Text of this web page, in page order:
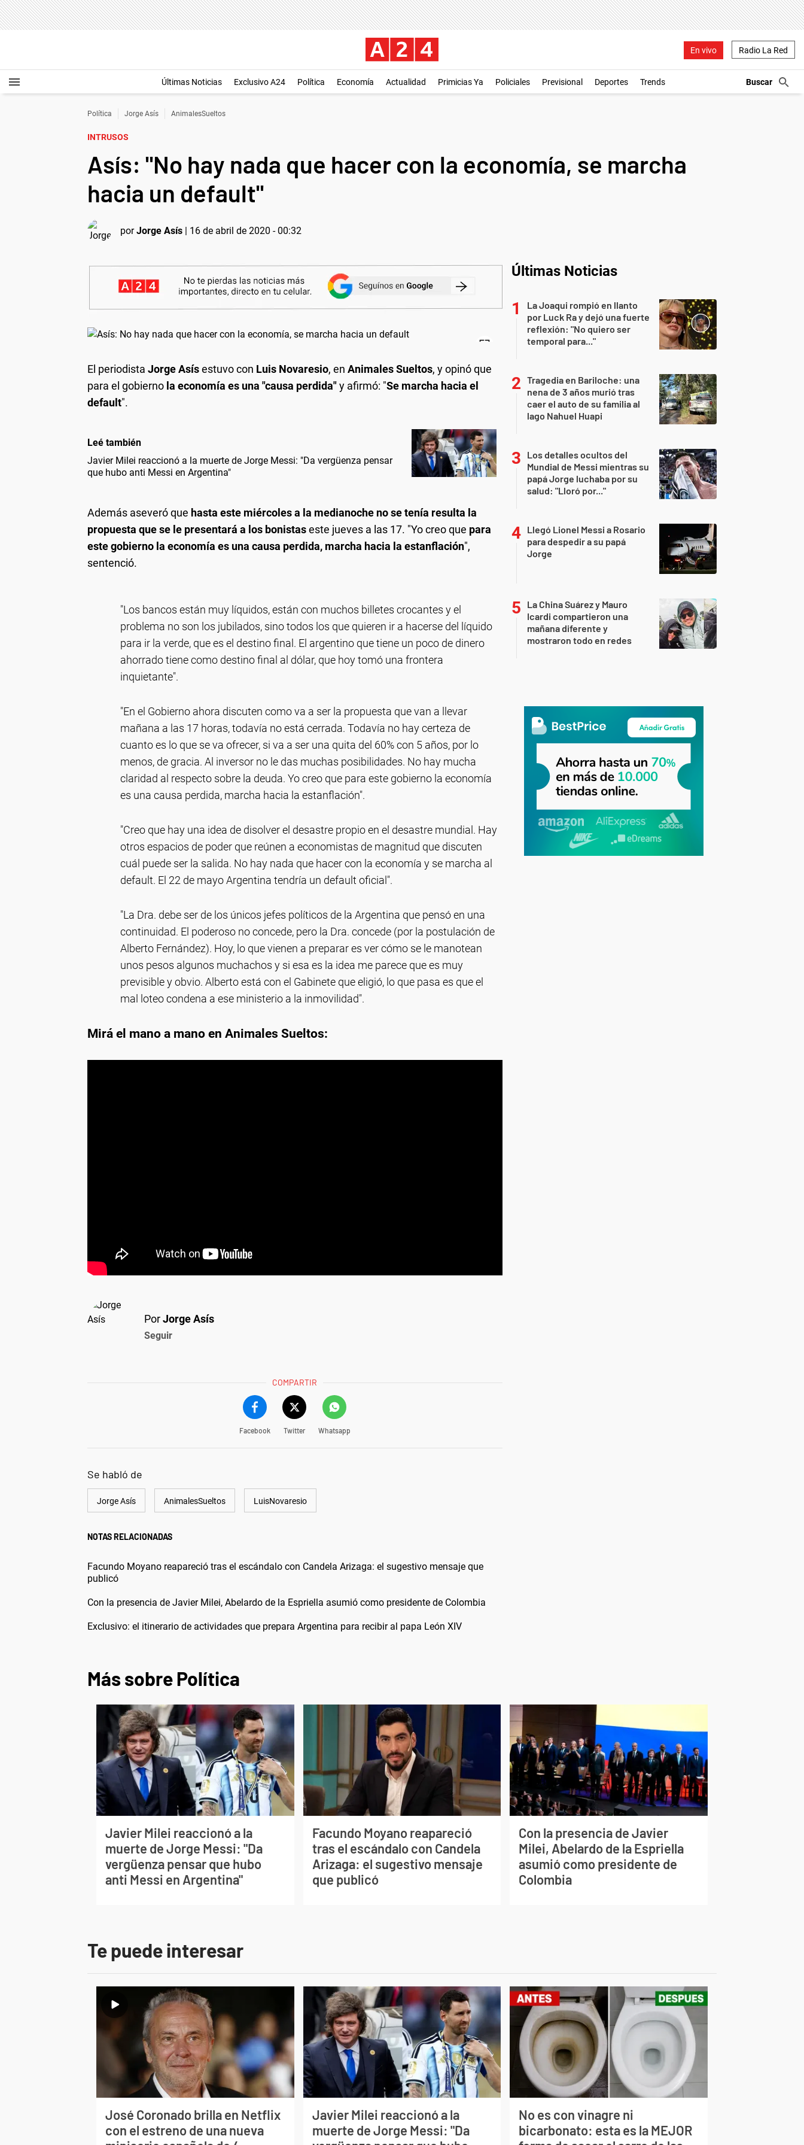
En vivo Radio La Red
Últimas Noticias Exclusivo A24 Política Economía Actualidad Primicias Ya Policiales Previsional Deportes Trends
Política Jorge Asís AnimalesSueltos
INTRUSOS
Asís: "No hay nada que hacer con la economía, se marcha
hacia un default"
porJorge Asís | 16 de abril de 2020 - 00:32
El periodista Jorge Asísestuvo con Luis Novaresio, en Animales Sueltos, y opinó que
para el gobierno la economía es una "causa perdida"y afirmó: "Se marcha hacia el
default".
Leé también
Javier Milei reaccionó a la muerte de Jorge Messi: "Da vergüenza pensar
que hubo anti Messi en Argentina"
Además aseveró que hasta este miércoles a la medianoche no se tenía resulta la
propuesta que se le presentará a los bonistaseste jueves a las 17. "Yo creo que para
este gobierno la economía es una causa perdida, marcha hacia la estanflación",
sentenció.
"Los bancos están muy líquidos, están con muchos billetes crocantes y el
problema no son los jubilados, sino todos los que quieren ir a hacerse del líquido
para ir la verde, que es el destino final. El argentino que tiene un poco de dinero
ahorrado tiene como destino final al dólar, que hoy tomó una frontera
inquietante".
"En el Gobierno ahora discuten como va a ser la propuesta que van a llevar
mañana a las 17 horas, todavía no está cerrada. Todavía no hay certeza de
cuanto es lo que se va ofrecer, si va a ser una quita del 60% con 5 años, por lo
menos, de gracia. Al inversor no le das muchas posibilidades. No hay mucha
claridad al respecto sobre la deuda. Yo creo que para este gobierno la economía
es una causa perdida, marcha hacia la estanflación".
"Creo que hay una idea de disolver el desastre propio en el desastre mundial. Hay
otros espacios de poder que reúnen a economistas de magnitud que discuten
cuál puede ser la salida. No hay nada que hacer con la economía y se marcha al
default. El 22 de mayo Argentina tendría un default oficial".
"La Dra. debe ser de los únicos jefes políticos de la Argentina que pensó en una
continuidad. El poderoso no concede, pero la Dra. concede (por la postulación de
Alberto Fernández). Hoy, lo que vienen a preparar es ver cómo se le manotean
unos pesos algunos muchachos y si esa es la idea me parece que es muy
previsible y obvio. Alberto está con el Gabinete que eligió, lo que pasa es que el
mal loteo condena a ese ministerio a la inmovilidad".
Mirá el mano a mano en Animales Sueltos:
PorJorge Asís
Seguir
COMPARTIR
Facebook Twitter Whatsapp
Se habló de
Jorge Asís AnimalesSueltos LuisNovaresio
NOTAS RELACIONADAS
Facundo Moyano reapareció tras el escándalo con Candela Arizaga: el sugestivo mensaje que
publicó
Con la presencia de Javier Milei, Abelardo de la Espriella asumió como presidente de Colombia
Exclusivo: el itinerario de actividades que prepara Argentina para recibir al papa León XIV
Últimas Noticias
La Joaqui rompió en llanto
por Luck Ra y dejó una fuerte
reflexión: "No quiero ser
temporal para..."
Tragedia en Bariloche: una
nena de 3 años murió tras
caer el auto de su familia al
lago Nahuel Huapi
Los detalles ocultos del
Mundial de Messi mientras su
papá Jorge luchaba por su
salud: "Lloró por..."
Llegó Lionel Messi a Rosario
para despedir a su papá
Jorge
La China Suárez y Mauro
Icardi compartieron una
mañana diferente y
mostraron todo en redes
Más sobre Política
Javier Milei reaccionó a la
muerte de Jorge Messi: "Da
vergüenza pensar que hubo
anti Messi en Argentina"
Facundo Moyano reapareció
tras el escándalo con Candela
Arizaga: el sugestivo mensaje
que publicó
Con la presencia de Javier
Milei, Abelardo de la Espriella
asumió como presidente de
Colombia
Te puede interesar
José Coronado brilla en Netflix
con el estreno de una nueva
Javier Milei reaccionó a la
muerte de Jorge Messi: "Da
No es con vinagre ni
bicarbonato: esta es la MEJOR